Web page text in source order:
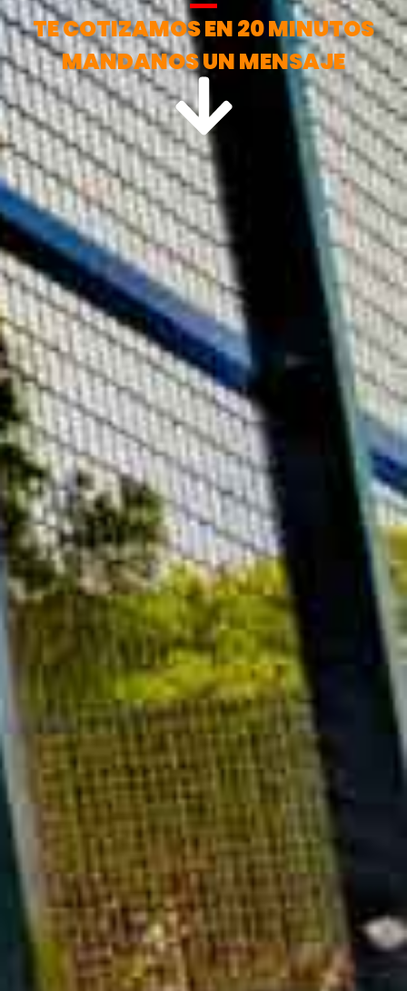
TE COTIZAMOS EN 20 MINUTOS
MANDANOS UN MENSAJE